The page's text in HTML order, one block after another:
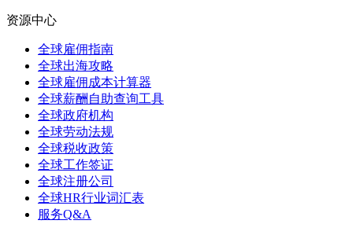
资源中心
全球雇佣指南
全球出海攻略
全球雇佣成本计算器
全球薪酬自助查询工具
全球政府机构
全球劳动法规
全球税收政策
全球工作签证
全球注册公司
全球HR行业词汇表
服务Q&A